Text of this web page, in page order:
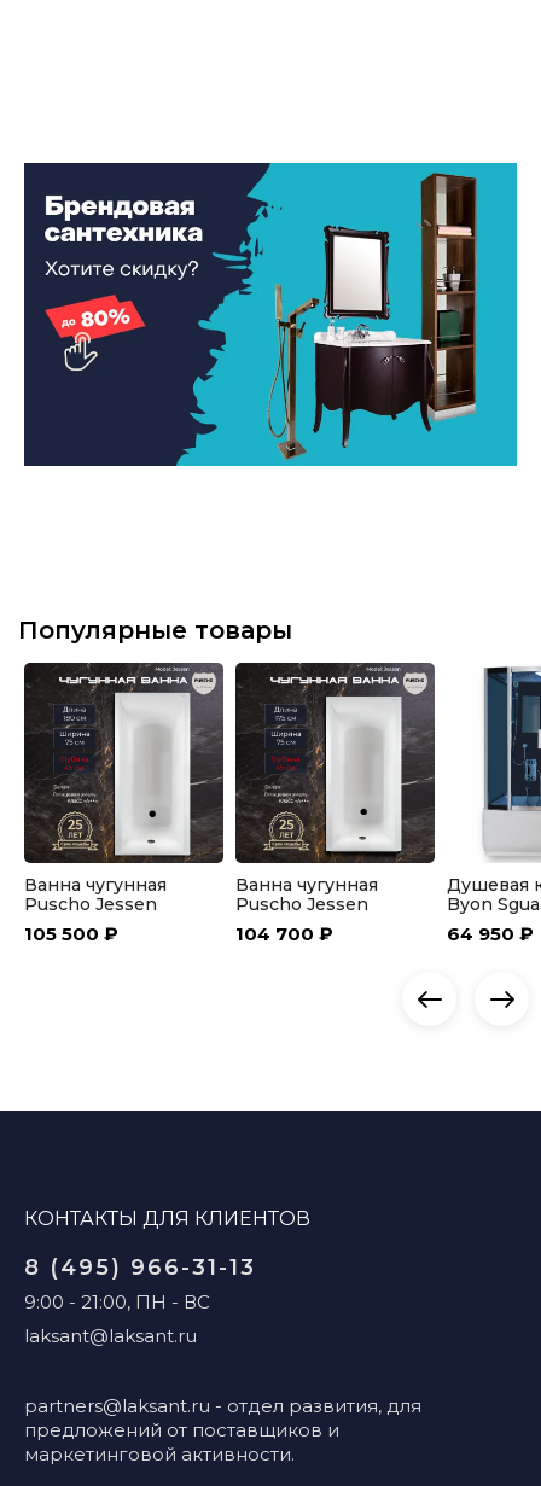
Популярные товары
Ванна чугунная
Puscho Jessen
180x75x45
105 500 ₽
Ванна чугунная
Puscho Jessen
175x75x45
104 700 ₽
Душевая
Byon
64 950 ₽
КОНТАКТЫ ДЛЯ КЛИЕНТОВ
8 (495) 966-31-13
9:00 - 21:00, ПН - ВС
laksant@laksant.ru
partners@laksant.ru - отдел развития, для
предложений от поставщиков и
маркетинговой активности.